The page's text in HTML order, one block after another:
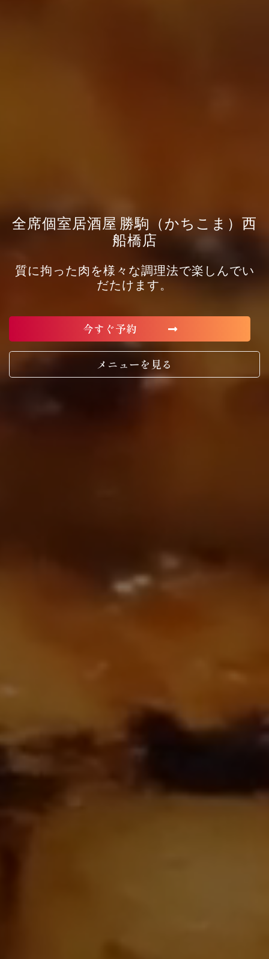
全席個室居酒屋 勝駒（かちこま）西
船橋店
質に拘った肉を様々な調理法で楽しんでい
だたけます。
今すぐ予約
メニューを見る